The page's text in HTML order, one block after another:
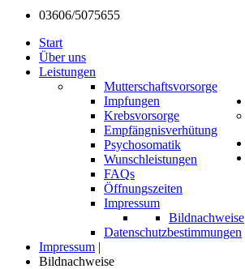
03606/5075655
Start
Über uns
Leistungen
Mutterschaftsvorsorge
Impfungen
Krebsvorsorge
Empfängnisverhütung
Psychosomatik
Wunschleistungen
FAQs
Öffnungszeiten
Impressum
Bildnachweise
Datenschutzbestimmungen
Impressum |
Bildnachweise